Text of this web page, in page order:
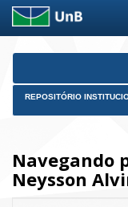
Skip
REPOSITÓRIO
Navegando
Neysson